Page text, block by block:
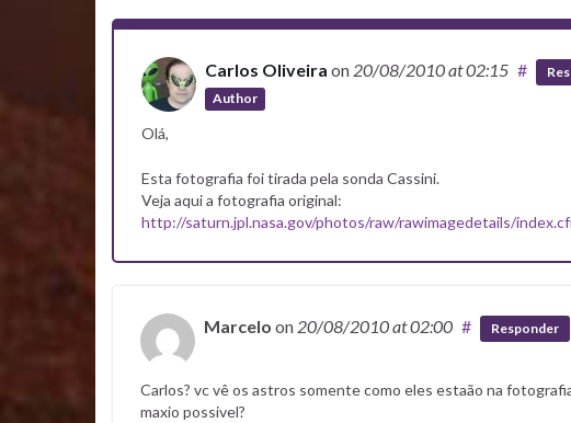
Carlos Oliveira on 20/08/2010at 02:15
Author
#
Olá,
Esta fotografia foi tirada pela sonda Cassini.
Veja aqui a fotografia original:
http://saturn.jpl.nasa.gov/photos/raw/rawimagedetails/
Marcelo on 20/08/2010at 02:00 # Responder
Carlos? vc vê os astros somente como eles estaão na
maxio possivel?